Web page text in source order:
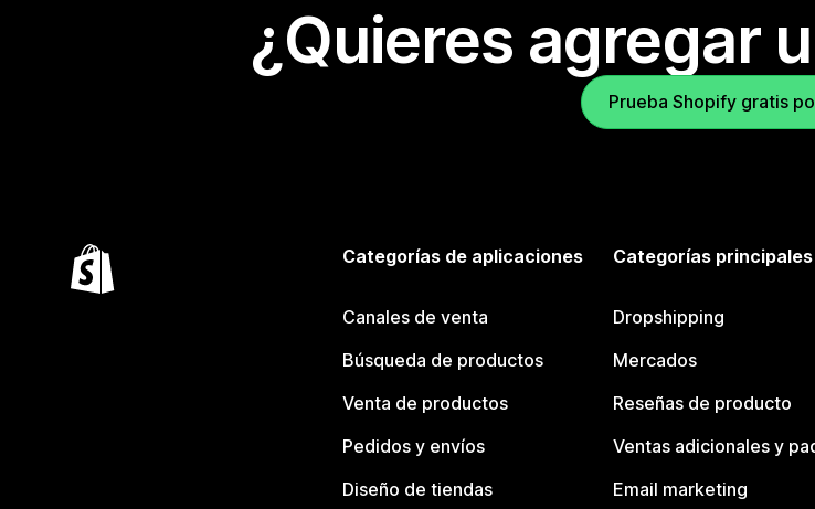
¿Quieres agregar
Prueba Shopify gratis
Categorías de aplicaciones
Canales de venta
Búsqueda de productos
Venta de productos
Pedidos y envíos
Diseño de tiendas
Categorías principales
Dropshipping
Mercados
Reseñas de producto
Ventas adicionales y
Email marketing